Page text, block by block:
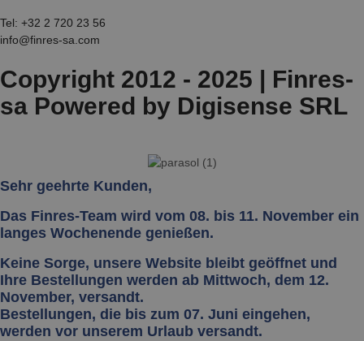
Tel: +32 2 720 23 56
info@finres-sa.com
Copyright 2012 - 2025 | Finres-
sa Powered by Digisense SRL
Sehr geehrte Kunden,
Das Finres-Team wird vom 08. bis 11. November ein
langes Wochenende genießen.
Keine Sorge, unsere Website bleibt geöffnet und
Ihre Bestellungen werden ab Mittwoch, dem 12.
November, versandt.
Bestellungen, die bis zum 07. Juni eingehen,
werden vor unserem Urlaub versandt.